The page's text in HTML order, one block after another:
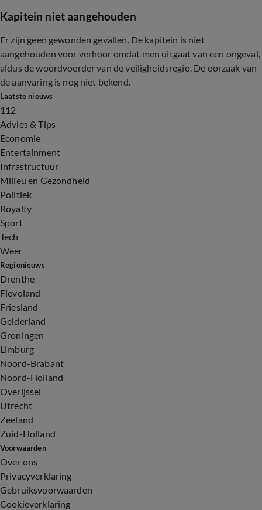
Kapitein niet aangehouden
Er zijn geen gewonden gevallen. De kapitein is niet
aangehouden voor verhoor omdat men uitgaat van een ongeval,
aldus de woordvoerder van de veiligheidsregio. De oorzaak van
de aanvaring is nog niet bekend.
Laatste nieuws
112
Advies & Tips
Economie
Entertainment
Infrastructuur
Milieu en Gezondheid
Politiek
Royalty
Sport
Tech
Weer
Regionieuws
Drenthe
Flevoland
Friesland
Gelderland
Groningen
Limburg
Noord-Brabant
Noord-Holland
Overijssel
Utrecht
Zeeland
Zuid-Holland
Voorwaarden
Over ons
Privacyverklaring
Gebruiksvoorwaarden
Cookieverklaring